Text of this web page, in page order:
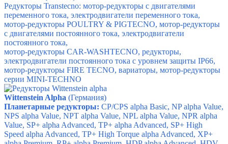
Редукторы Transtecno: мотор-редукторы с двигателями
переменного тока, электродвигатели переменного тока,
мотор-редукторы POULTRY & PIGTECNO, мотор-редукторы
с двигателями постоянного тока, электродвигатели
постоянного тока,
мотор-редукторы CAR-WASHTECNO, редукторы,
электродвигатели постоянного тока с уровнем защиты IP66,
мотор-редукторы FIRE TECNO, вариаторы, мотор-редукторы
серии MINI-TECHNO
Wittenstein Alpha (Германия)
Планетарные редукторы: CP/CPS alpha Basic, NP alpha Value,
NPS alpha Value, NPT alpha Value, NPL alpha Value, NPR alpha
Value, SP+ alpha Advanced, TP+ alpha Advanced, SP+ High
Speed alpha Advanced, TP+ High Torque alpha Advanced, XP+